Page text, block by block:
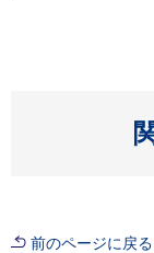
前のページに戻る